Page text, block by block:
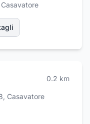
Casavatore
0.2 km
, Casavatore